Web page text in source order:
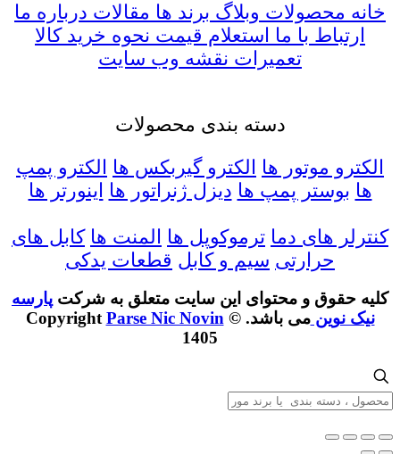
خانه محصولات وبلاگ برند ها مقالات درباره ما
ارتباط با ما استعلام قیمت نحوه خرید کالا
تعمیرات نقشه وب سایت
دسته بندی محصولات
الکترو موتور ها
الکترو گیربکس ها
الکترو پمپ
ها بوستر پمپ ها دیزل ژنراتور ها اینورتر ها
کنترلر های دما ترموکوپل ها المنت ها کابل های
حرارتی سیم و کابل قطعات یدکی
کليه حقوق و محتوای اين سايت متعلق به شرکت پارسه
نیک نوینمی باشد. Copyright Parse Nic Novin ©
1405